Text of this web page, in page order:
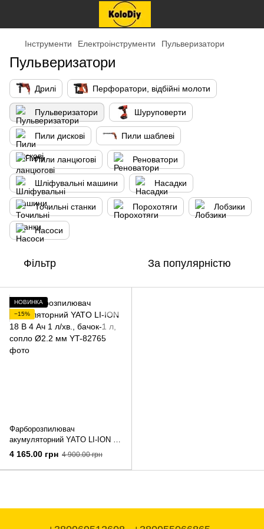
Інструменти Електроінструменти Пульверизатори
Пульверизатори
Дрилі Перфоратори, відбійні молоти
Пульверизатори Шуруповерти
Пили дискові Пили шаблеві
Пили ланцюгові Реноватори
Шліфувальні машини Насадки
Точильні станки Порохотяги Лобзики
Насоси
Фільтр За популярністю
НОВИНКА
−15%
Фарборозпилювач
акумуляторний YATO LI-ION 18
В 4 Ач 1 л/хв., бачок-1 л,
сопло Ø2.2 мм
4 165.00 грн 4 900.00 грн